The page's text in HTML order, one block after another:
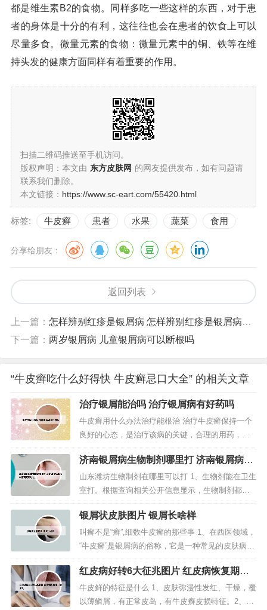
都是维生素B2的食物。同样多吃一些这样的东西，对于患
者的身体是十分的有利，这往往也会在患者的饮食上可以
尽量多食。微量元素的食物：微量元素中的铜、铁等在维
持头发的健康方面同样有着重要的作用。
扫描二维码推送至手机访问。
版权声明：本文由 东方皮肤网 的网友提供发布，如有问题请
联系我们删除。
本文链接： https://www.sc-eart.com/55420.html
标签: 牛皮癣 患者 水果 蔬菜 食用
分享给朋友：
返回列表
上一篇： 怎样辨别红疹是银屑病 怎样辨别红疹是银屑病还是湿疹
下一篇： 两岁银屑病 儿童银屑病可以断根吗
“牛皮癣吃什么好得快 牛皮癣忌口大全” 的相关文章
治疗银屑能治吗 治疗银屑病有好药吗
牛皮癣用什么办法治疗能根治 治疗牛皮癣保持一个
良好的心态，是治疗该病的关键，合理的用药，还
是可以降低其复发几率的。用药时应注意：不可片
面追求近期疗效。西医治疗虽然快捷，但是容易复
发。选用中医治疗比较好。第一：双氧水治疗牛皮
癣。双氧水在我们的日常生活中非常常见，此偏方
需要将双氧水稀释，在双氧水中兑入一...
济南银屑病生物制剂哪里打 济南银屑病医
院中医研究所地址
山东潍坊生物制剂在哪里可以打 1、生物剂能在卫生
室打。根据查询相关公开信息显示，生物制剂都是
需要注射使用的，其中皮下注射的剂型是可以在卫
生室打的。具备的条件，第一要注意卫生，在用药
的时候要注意手和注射部位的消毒。2、潍坊德诺泰
克生物科技有限公司是2018-06-19在山东省注册成
立的其他有限责任公司...
银屑状皮肤图片 银屑长啥样
叫癣不是“癣”,细数牛皮癣的那些事 1、在西医领域，
“牛皮癣”是银屑病的俗称，它是一种常见的皮肤病，
虽然带“癣”字，但并非大家理解的癣病，它不是由真
菌感染引起的，不具有传染性。2、我们通常所说的
牛皮癣并不是真正医学意义上的癣。这种叫法其实
是不科学的。3、你好！牛皮癣并非癣病，它与传染
红皮病好转6大征兆图片 红皮病恢复期一
般多久
牛皮鲜的特征是什么 1、皮肤弥漫性发红、干燥，覆
以薄鳞屑，有正常皮岛，有牛皮癣皮损特征。2、牛